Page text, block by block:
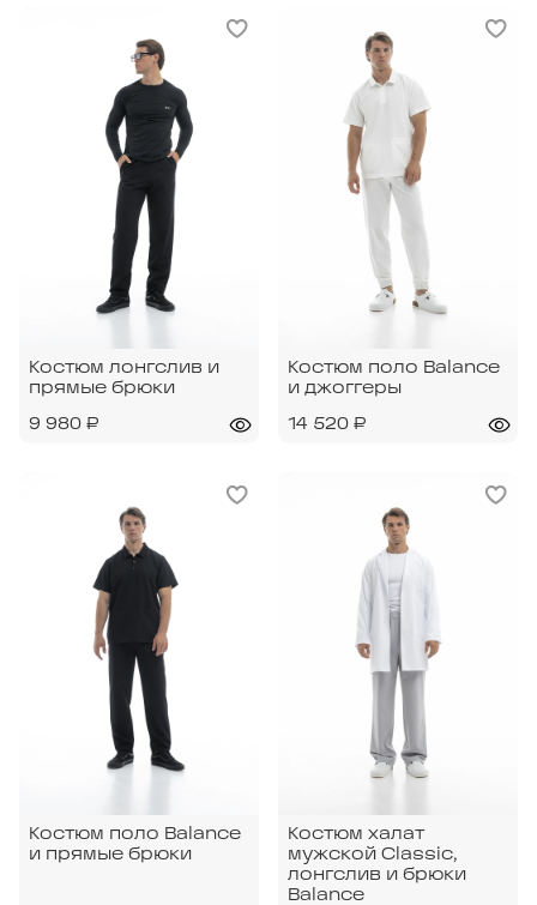
Костюм лонгслив и
прямые брюки
9 980 ₽
Костюм поло Balance
и джоггеры
14 520 ₽
Костюм поло Balance
и прямые брюки
Костюм халат
мужской Classic,
лонгслив и брюки
Balance